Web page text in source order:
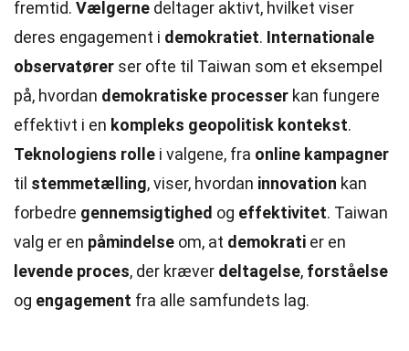
fremtid. Vælgerne deltager aktivt, hvilket viser
deres engagement i demokratiet. Internationale
observatører ser ofte til Taiwan som et eksempel
på, hvordan demokratiske processer kan fungere
effektivt i en kompleks geopolitisk kontekst.
Teknologiens rolle i valgene, fra online kampagner
til stemmetælling, viser, hvordan innovation kan
forbedre gennemsigtighed og effektivitet. Taiwan
valg er en påmindelse om, at demokrati er en
levende proces, der kræver deltagelse, forståelse
og engagement fra alle samfundets lag.